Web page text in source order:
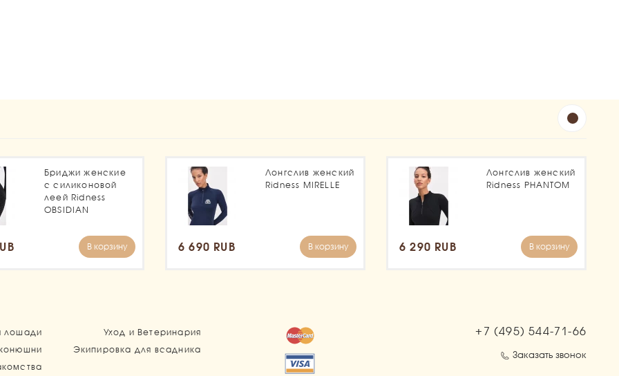
Бриджи женские
с силиконовой
леей Ridness
OBSIDIAN
В корзину
Лонгслив женский
Ridness MIRELLE
6 690 RUB В корзину
Лонгслив женский
Ridness PHANTOM
6 290 RUB В корзину
лошади
Уход и Ветеринария
Экипировка для всадника
+7 (495) 544-71-66
Заказать звонок